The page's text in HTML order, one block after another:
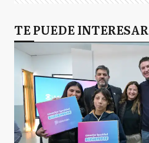
TE PUEDE INTERESAR